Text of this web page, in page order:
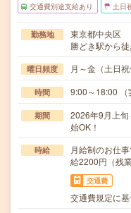
交通費別途支給あり 土日
勤務地
東京都中央区
勝どき駅から
曜日頻度 月～金（土日祝
時間 9:00～18:00
期間
2026年9月上
始OK！
時給
月給制のお仕
給2200円（残
交通費
交通費規定に